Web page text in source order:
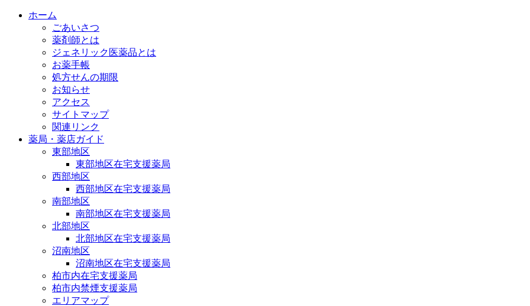
ホーム
ごあいさつ
薬剤師とは
ジェネリック医薬品とは
お薬手帳
処方せんの期限
お知らせ
アクセス
サイトマップ
関連リンク
薬局・薬店ガイド
東部地区
東部地区在宅支援薬局
西部地区
西部地区在宅支援薬局
南部地区
南部地区在宅支援薬局
北部地区
北部地区在宅支援薬局
沼南地区
沼南地区在宅支援薬局
柏市内在宅支援薬局
柏市内禁煙支援薬局
エリアマップ